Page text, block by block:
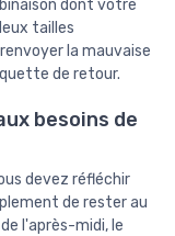
dont votre
tailles
la mauvaise
de retour.
besoins de
devez réfléchir
de rester au
l'après-midi, le